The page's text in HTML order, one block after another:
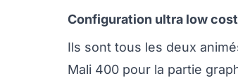
Configuration ultra low cost
Ils sont tous les deux
Mali 400 pour la partie